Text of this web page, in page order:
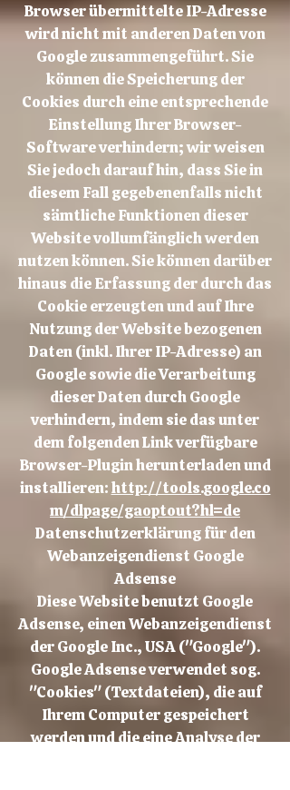
Browser übermittelte IP-Adresse
wird nicht mit anderen Daten von
Google zusammengeführt. Sie
können die Speicherung der
Cookies durch eine entsprechende
Einstellung Ihrer Browser-
Software verhindern; wir weisen
Sie jedoch darauf hin, dass Sie in
diesem Fall gegebenenfalls nicht
sämtliche Funktionen dieser
Website vollumfänglich werden
nutzen können. Sie können darüber
hinaus die Erfassung der durch das
Cookie erzeugten und auf Ihre
Nutzung der Website bezogenen
Daten (inkl. Ihrer IP-Adresse) an
Google sowie die Verarbeitung
dieser Daten durch Google
verhindern, indem sie das unter
dem folgenden Link verfügbare
Browser-Plugin herunterladen und
installieren:http://tools.google.co
m/dlpage/gaoptout?hl=de
Datenschutzerklärung für den
Webanzeigendienst Google
Adsense
Diese Website benutzt Google
Adsense, einen Webanzeigendienst
der Google Inc., USA ("Google").
Google Adsense verwendet sog.
"Cookies" (Textdateien), die auf
Ihrem Computer gespeichert
werden und die eine Analyse der